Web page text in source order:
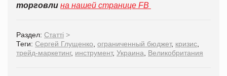
торговли на нашей странице FB
Раздел: Статті >
Теги: Сергей Глущенко ограниченный бюджет, кризис
трейд-маркетинг, инструмент, Украина Великобритания